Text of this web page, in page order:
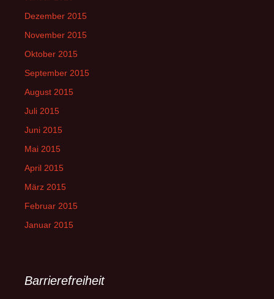
Dezember 2015
November 2015
Oktober 2015
September 2015
August 2015
Juli 2015
Juni 2015
Mai 2015
April 2015
März 2015
Februar 2015
Januar 2015
Barrierefreiheit